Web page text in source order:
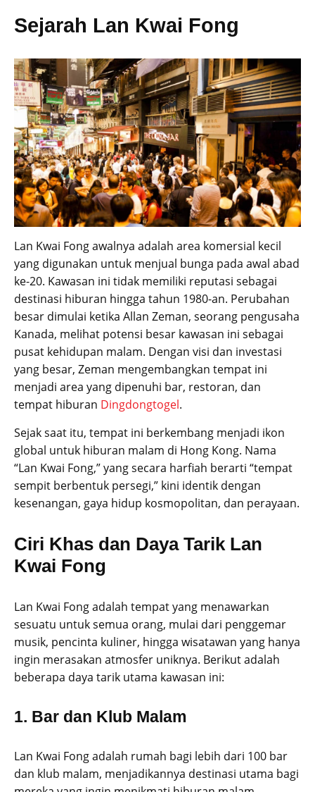
Sejarah Lan Kwai Fong
Lan Kwai Fong awalnya adalah area komersial kecil
yang digunakan untuk menjual bunga pada awal abad
ke-20. Kawasan ini tidak memiliki reputasi sebagai
destinasi hiburan hingga tahun 1980-an. Perubahan
besar dimulai ketika Allan Zeman, seorang pengusaha
Kanada, melihat potensi besar kawasan ini sebagai
pusat kehidupan malam. Dengan visi dan investasi
yang besar, Zeman mengembangkan tempat ini
menjadi area yang dipenuhi bar, restoran, dan
tempat hiburan Dingdongtogel.
Sejak saat itu, tempat ini berkembang menjadi ikon
global untuk hiburan malam di Hong Kong. Nama
“Lan Kwai Fong,” yang secara harfiah berarti “tempat
sempit berbentuk persegi,” kini identik dengan
kesenangan, gaya hidup kosmopolitan, dan perayaan.
Ciri Khas dan Daya Tarik Lan
Kwai Fong
Lan Kwai Fong adalah tempat yang menawarkan
sesuatu untuk semua orang, mulai dari penggemar
musik, pencinta kuliner, hingga wisatawan yang hanya
ingin merasakan atmosfer uniknya. Berikut adalah
beberapa daya tarik utama kawasan ini:
1. Bar dan Klub Malam
Lan Kwai Fong adalah rumah bagi lebih dari 100 bar
dan klub malam, menjadikannya destinasi utama bagi